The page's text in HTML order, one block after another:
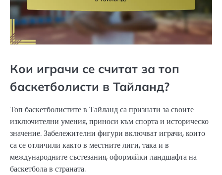
Кои играчи се считат за топ
баскетболисти в Тайланд?
Топ баскетболистите в Тайланд са признати за своите
изключителни умения, приноси към спорта и историческо
значение. Забележителни фигури включват играчи, които
са се отличили както в местните лиги, така и в
международните състезания, оформяйки ландшафта на
баскетбола в страната.